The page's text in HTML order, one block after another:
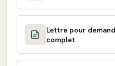
Lettre pour
complet